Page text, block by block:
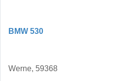
BMW 530
Werne, 59368